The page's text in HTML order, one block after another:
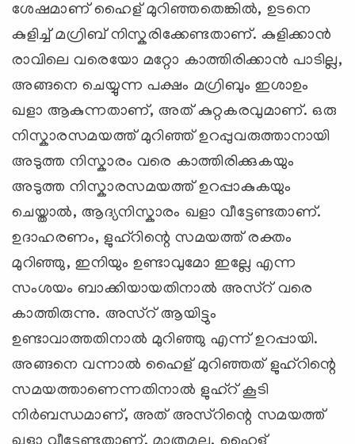
ശേഷമാണ് ഹൈള് മുറിഞ്ഞതെങ്കില്‍, ഉടനെ
കുളിച്ച് മഗ്രിബ് നിസ്കരിക്കേണ്ടതാണ്. കുളിക്കാന്‍
രാവിലെ വരെയോ മറ്റോ കാത്തിരിക്കാന്‍ പാടില്ല,
അങ്ങനെ ചെയ്യുന്ന പക്ഷം മഗ്രിബും ഇശാഉം
ഖളാ ആകുന്നതാണ്, അത് കുറ്റകരവുമാണ്. ഒരു
നിസ്കാരസമയത്ത് മുറിഞ്ഞ് ഉറപ്പുവരുത്താനായി
അടുത്ത നിസ്കാരം വരെ കാത്തിരിക്കുകയും
അടുത്ത നിസ്കാരസമയത്ത് ഉറപ്പാകുകയും
ചെയ്താല്‍, ആദ്യനിസ്കാരം ഖളാ വീട്ടേണ്ടതാണ്.
ഉദാഹരണം, ളുഹ്റിന്റെ സമയത്ത് രക്തം
മുറിഞ്ഞു, ഇനിയും ഉണ്ടാവുമോ ഇല്ലേ എന്ന
സംശയം ബാക്കിയായതിനാല്‍ അസ്റ് വരെ
കാത്തിരുന്നു. അസ്റ് ആയിട്ടും
ഉണ്ടാവാത്തതിനാല്‍ മുറിഞ്ഞു എന്ന് ഉറപ്പായി.
അങ്ങനെ വന്നാല്‍ ഹൈള് മുറിഞ്ഞത് ളുഹ്റിന്റെ
സമയത്താണെന്നതിനാല്‍ ളുഹ്റ് കൂടി
നിര്‍ബന്ധമാണ്, അത് അസ്റിന്റെ സമയത്ത്